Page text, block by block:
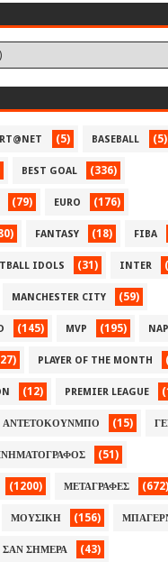
(5) BASEBALL (5)
BEST GOAL (336)
(79) EURO (176)
FANTASY (18) FIBA
IDOLS (31) INTER
MANCHESTER CITY (59)
(145) MVP (195)
PLAYER OF THE MONTH
(12) PREMIER LEAGUE
ΑΝΤΕΤΟΚΟΥΝΜΠΟ (15)
(51)
(1200) ΜΕΤΑΓΡΑΦΕΣ (672)
ΜΟΥΣΙΚΗ (156)
ΣΑΝ ΣΗΜΕΡΑ (43)